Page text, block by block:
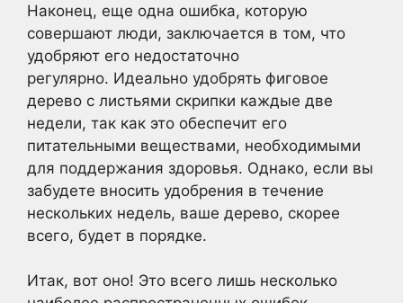
Наконец, еще одна ошибка, которую
совершают люди, заключается в том, что
удобряют его недостаточно
регулярно. Идеально удобрять фиговое
дерево с листьями скрипки каждые две
недели, так как это обеспечит его
питательными веществами, необходимыми
для поддержания здоровья. Однако, если вы
забудете вносить удобрения в течение
нескольких недель, ваше дерево, скорее
всего, будет в порядке.
Итак, вот оно! Это всего лишь несколько